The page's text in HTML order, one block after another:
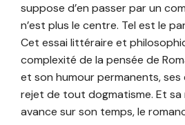
suppose d’en passer par un
n’est plus le centre. Tel est le
Cet essai littéraire et
complexité de la pensée de
et son humour permanents,
rejet de tout dogmatisme. Et sa
avance sur son temps, le